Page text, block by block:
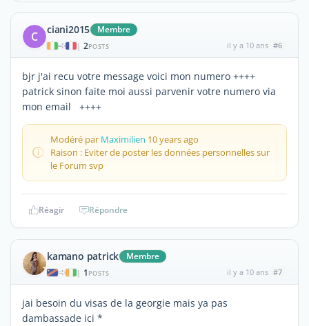
C ciani2015 Membre
| 2POSTS il y a 10 ans #6
bjr j'ai recu votre message voici mon numero ++++
patrick sinon faite moi aussi parvenir votre numero via
mon email ++++
Modéré par Maximilien 10 years ago
Raison : Eviter de poster les données personnelles sur
le Forum svp
Réagir Répondre
kamano patrick Membre
| 1 POSTS il y a 10 ans #7
jai besoin du visas de la georgie mais ya pas
dambassade ici *